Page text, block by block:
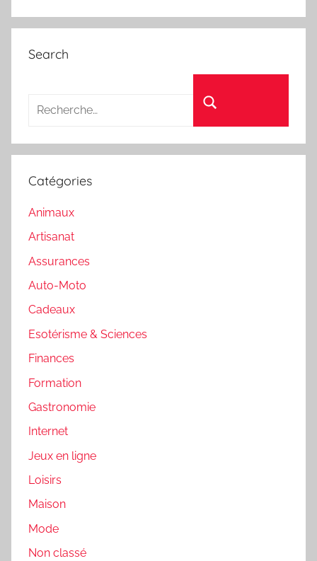
Search
Catégories
Animaux
Artisanat
Assurances
Auto-Moto
Cadeaux
Esotérisme & Sciences
Finances
Formation
Gastronomie
Internet
Jeux en ligne
Loisirs
Maison
Mode
Non classé